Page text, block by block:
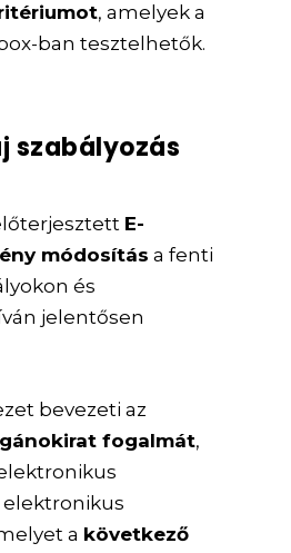
, amelyek a
ban tesztelhetők.
szabályozás
E-
módosítás a fenti
és
jelentősen
bevezeti az
fogalmát,
a következő